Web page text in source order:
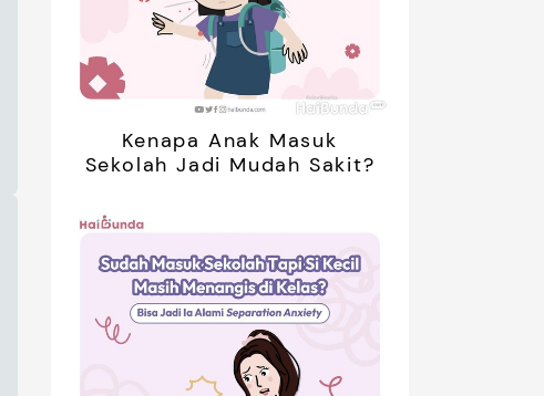
Anak Bosan Saat Libur? Coba 7
Mainan Tanpa Gadget Ini!
Kenapa Anak Masuk
Sekolah Jadi Mudah Sakit?